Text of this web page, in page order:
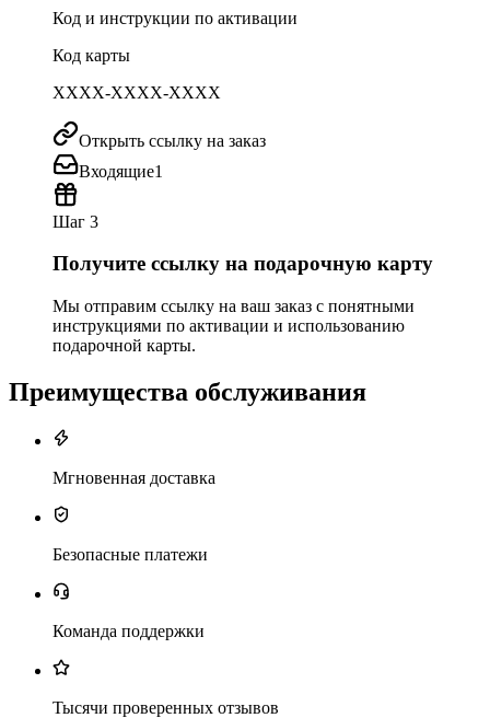
Код и инструкции по активации
Код карты
XXXX-XXXX-XXXX
Открыть ссылку на заказ
Входящие1
Шаг 3
Получите ссылку на подарочную карту
Мы отправим ссылку на ваш заказ с понятными
инструкциями по активации и использованию
подарочной карты.
Преимущества обслуживания
Мгновенная доставка
Безопасные платежи
Команда поддержки
Тысячи проверенных отзывов